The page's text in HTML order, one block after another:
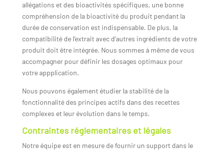
allégations et des bioactivités spécifiques, une bonne
compréhension de la bioactivité du produit pendant la
durée de conservation est indispensable. De plus, la
compatibilité de l’extrait avec d’autres ingrédients de votre
produit doit être intégrée. Nous sommes à même de vous
accompagner pour définir les dosages optimaux pour
votre appplication.
Nous pouvons également étudier la stabilité de la
fonctionnalité des principes actifs dans des recettes
complexes et leur évolution dans le temps.
Contraintes réglementaires et légales
Notre équipe est en mesure de fournir un support dans le